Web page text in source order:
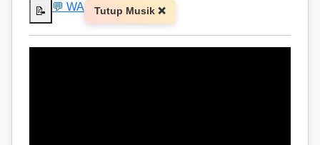
📝 💬 WA Tutup Musik ❌